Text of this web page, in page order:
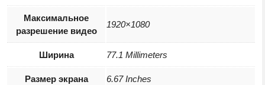
Максимальное
разрешение видео
1920×1080
Ширина 77.1 Millimeters
Размер экрана 6.67 Inches